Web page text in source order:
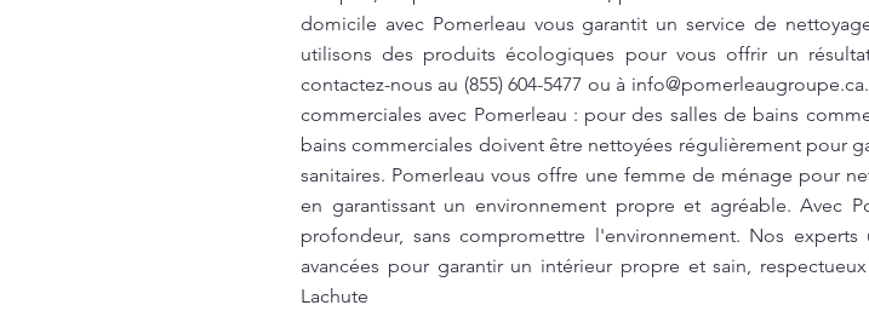
domicile avec Pomerleau vous garantit un service de
utilisons des produits écologiques pour vous offrir un
contactez-nous au (855) 604-5477 ou à info@pomerleaugroupe.ca
commerciales avec Pomerleau : pour des salles de bains
bains commerciales doivent être nettoyées régulièrement pour
sanitaires. Pomerleau vous offre une femme de ménage pour
en garantissant un environnement propre et agréable. Avec
profondeur, sans compromettre l'environnement. Nos
avancées pour garantir un intérieur propre et sain,
Lachute